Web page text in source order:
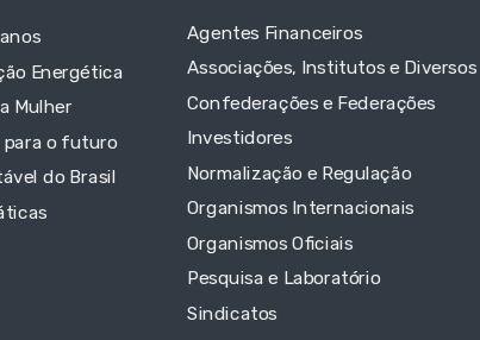
Energética
Mulher
para o futuro
do Brasil
Agentes Financeiros
Associações, Institutos e Diversos
Confederações e Federações
Investidores
Normalização e Regulação
Organismos Internacionais
Organismos Oficiais
Pesquisa e Laboratório
Sindicatos